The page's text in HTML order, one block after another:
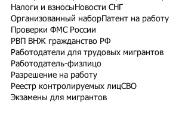
Налоги и взносы Новости СНГ
Организованный набор Патент на работу
Проверки ФМС России
РВП ВНЖ гражданство РФ
Работодатели для трудовых мигрантов
Работодатель-физлицо
Разрешение на работу
Реестр контролируемых лицСВО
Экзамены для мигрантов